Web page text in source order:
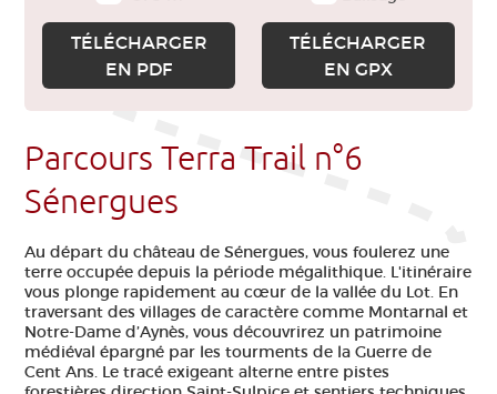
TÉLÉCHARGER
EN PDF
TÉLÉCHARGER
EN GPX
Parcours Terra Trail n°6
Sénergues
Au départ du château de Sénergues, vous foulerez une
terre occupée depuis la période mégalithique. L'itinéraire
vous plonge rapidement au cœur de la vallée du Lot. En
traversant des villages de caractère comme Montarnal et
Notre-Dame d’Aynès, vous découvrirez un patrimoine
médiéval épargné par les tourments de la Guerre de
Cent Ans. Le tracé exigeant alterne entre pistes